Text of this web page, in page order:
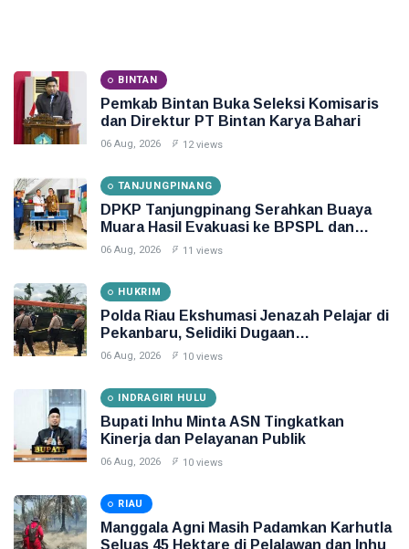
BINTAN
Pemkab Bintan Buka Seleksi Komisaris
dan Direktur PT Bintan Karya Bahari
06 Aug, 2026 12 views
TANJUNGPINANG
DPKP Tanjungpinang Serahkan Buaya
Muara Hasil Evakuasi ke BPSPL dan
Taman Safari Lagoi
06 Aug, 2026 11 views
HUKRIM
Polda Riau Ekshumasi Jenazah Pelajar di
Pekanbaru, Selidiki Dugaan
Penganiayaan
06 Aug, 2026 10 views
INDRAGIRI HULU
Bupati Inhu Minta ASN Tingkatkan
Kinerja dan Pelayanan Publik
06 Aug, 2026 10 views
RIAU
Manggala Agni Masih Padamkan Karhutla
Seluas 45 Hektare di Pelalawan dan Inhu